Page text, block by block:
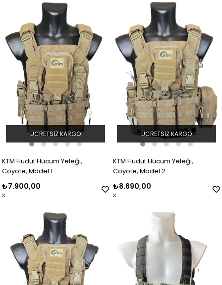
KTM Hudut Hücum Yeleği,
Coyote, Model 1
₺7.900,00
ÜCRETSIZ KARGO
KTM Hudut Hücum Yeleği,
Coyote, Model 2
₺8.690,00
ÜCRETSIZ KARGO